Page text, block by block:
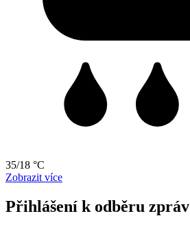
35/18 °C
Zobrazit více
Přihlášení k odběru zpráv